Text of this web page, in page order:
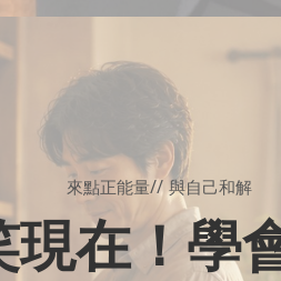
來點正能量//與自己和解
在！學